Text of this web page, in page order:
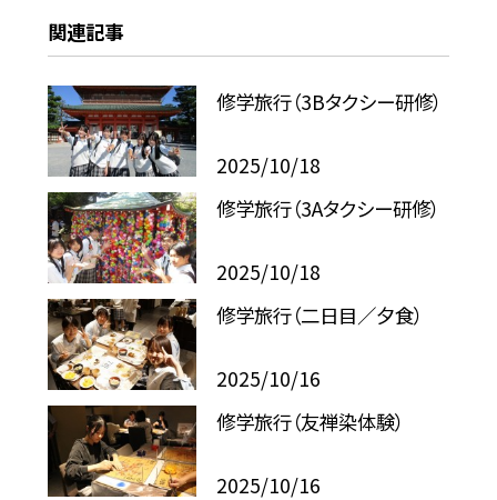
関連記事
修学旅行（3Bタクシー研修）
2025/10/18
修学旅行（3Aタクシー研修）
2025/10/18
修学旅行（二日目／夕食）
2025/10/16
修学旅行（友禅染体験）
2025/10/16